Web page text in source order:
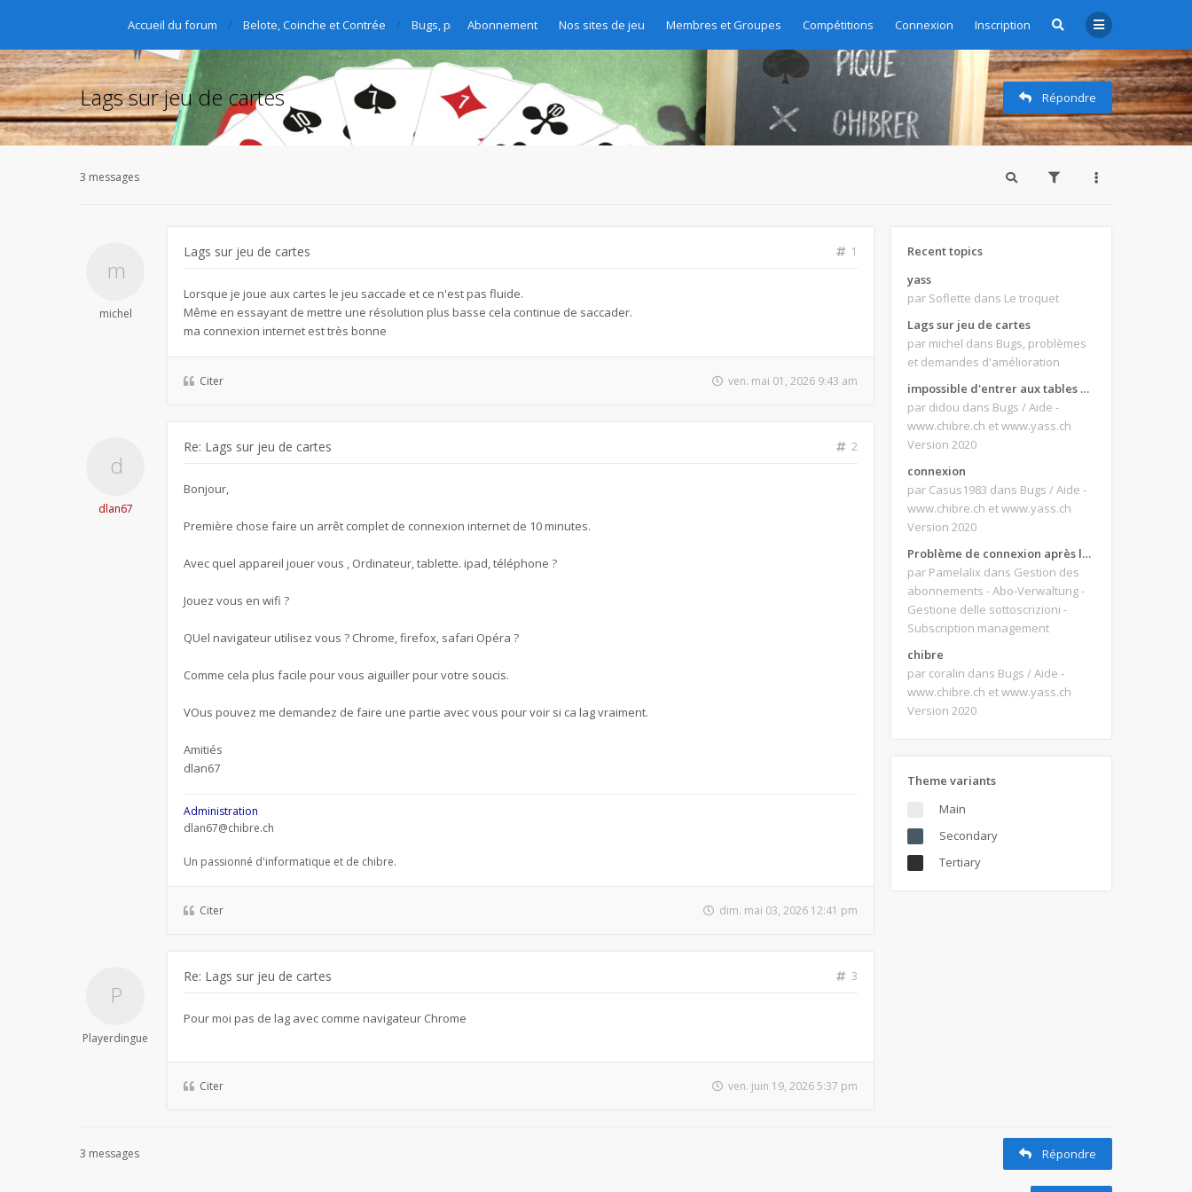
Abonnement Nos sites de jeu Membres et Groupes Compétitions Connexion Inscription
Accueil du forum Belote, Coinche et Contrée Bugs, problèmes et demandes d'amélioration
Lags sur jeu de cartes Répondre
3 messages
michel
Lags sur jeu de cartes 1
Lorsque je joue aux cartes le jeu saccade et ce n'est pas fluide.
Même en essayant de mettre une résolution plus basse cela continue de saccader.
ma connexion internet est très bonne
Citer ven. mai 01, 2026 9:43 am
dlan67
Re: Lags sur jeu de cartes 2
Bonjour,
Première chose faire un arrêt complet de connexion internet de 10 minutes.
Avec quel appareil jouer vous , Ordinateur, tablette. ipad, téléphone ?
Jouez vous en wifi ?
QUel navigateur utilisez vous ? Chrome, firefox, safari Opéra ?
Comme cela plus facile pour vous aiguiller pour votre soucis.
VOus pouvez me demandez de faire une partie avec vous pour voir si ca lag vraiment.
Amitiés
dlan67
Administration
dlan67@chibre.ch
Un passionné d'informatique et de chibre.
Citer dim. mai 03, 2026 12:41 pm
Playerdingue
Re: Lags sur jeu de cartes 3
Pour moi pas de lag avec comme navigateur Chrome
Citer ven. juin 19, 2026 5:37 pm
Recent topics
yass
par Soflette dans Le troquet
Lags sur jeu de cartes
par michel dans Bugs, problèmes
et demandes d'amélioration
impossible d'entrer aux tables de jeux
par didou dans Bugs / Aide -
www.chibre.ch et www.yass.ch
Version 2020
connexion
par Casus1983 dans Bugs / Aide -
www.chibre.ch et www.yass.ch
Version 2020
Problème de connexion après le changement d'adresse e-mail.
par Pamelalix dans Gestion des
abonnements - Abo-Verwaltung -
Gestione delle sottoscrizioni -
Subscription management
chibre
par coralin dans Bugs / Aide -
www.chibre.ch et www.yass.ch
Version 2020
Theme variants
Main
Secondary
Tertiary
3 messages Répondre